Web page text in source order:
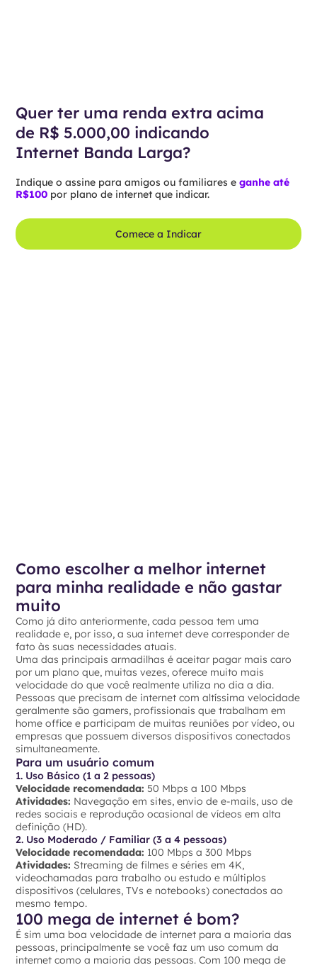
Quer ter uma renda extra acima
de R$ 5.000,00 indicando
Internet Banda Larga?
Indique o assine para amigos ou familiares eganhe até
R$100 por plano de internet que indicar.
Comece a Indicar
Como escolher a melhor internet
para minha realidade e não gastar
muito
Como já dito anteriormente, cada pessoa tem uma
realidade e, por isso, a sua internet deve corresponder de
fato às suas necessidades atuais.
Uma das principais armadilhas é aceitar pagar mais caro
por um plano que, muitas vezes, oferece muito mais
velocidade do que você realmente utiliza no dia a dia.
Pessoas que precisam de internet com altíssima velocidade
geralmente são gamers, profissionais que trabalham em
home office e participam de muitas reuniões por vídeo, ou
empresas que possuem diversos dispositivos conectados
simultaneamente.
Para um usuário comum
1. Uso Básico (1 a 2 pessoas)
Velocidade recomendada: 50 Mbps a 100 Mbps
Atividades: Navegação em sites, envio de e-mails, uso de
redes sociais e reprodução ocasional de vídeos em alta
definição (HD).
2. Uso Moderado / Familiar (3 a 4 pessoas)
Velocidade recomendada: 100 Mbps a 300 Mbps
Atividades: Streaming de filmes e séries em 4K,
videochamadas para trabalho ou estudo e múltiplos
dispositivos (celulares, TVs e notebooks) conectados ao
mesmo tempo.
100 mega de internet é bom?
É sim uma boa velocidade de internet para a maioria das
pessoas, principalmente se você faz um uso comum da
internet como a maioria das pessoas. Com 100 mega de